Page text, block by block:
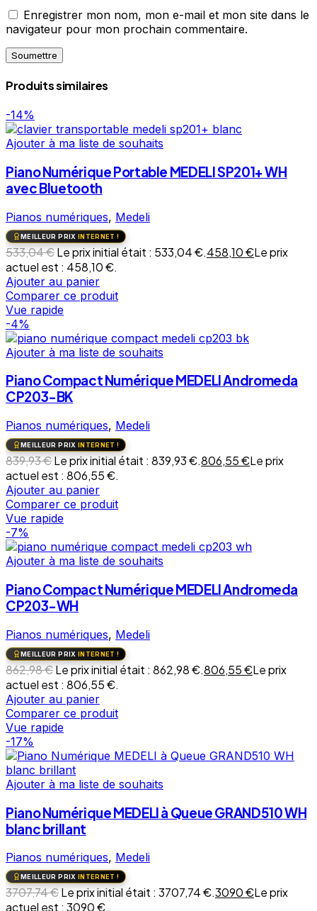
Enregistrer mon nom, mon e-mail et mon site dans le
navigateur pour mon prochain commentaire.
Produits similaires
-14%
Ajouter à ma liste de souhaits
Piano Numérique Portable MEDELI SP201+ WH
avec Bluetooth
Pianos numériques, Medeli
MEILLEUR PRIX INTERNET !
533,04€Le prix initial était : 533,04 €.458,10€Le prix
actuel est : 458,10 €.
Ajouter au panier
Comparer ce produit
Vue rapide
-4%
Ajouter à ma liste de souhaits
Piano Compact Numérique MEDELI Andromeda
CP203-BK
Pianos numériques, Medeli
MEILLEUR PRIX INTERNET !
839,93€Le prix initial était : 839,93 €.806,55€Le prix
actuel est : 806,55 €.
Ajouter au panier
Comparer ce produit
Vue rapide
-7%
Ajouter à ma liste de souhaits
Piano Compact Numérique MEDELI Andromeda
CP203-WH
Pianos numériques, Medeli
MEILLEUR PRIX INTERNET !
862,98€Le prix initial était : 862,98 €.806,55€Le prix
actuel est : 806,55 €.
Ajouter au panier
Comparer ce produit
Vue rapide
-17%
Ajouter à ma liste de souhaits
Piano Numérique MEDELI à Queue GRAND510 WH
blanc brillant
Pianos numériques, Medeli
MEILLEUR PRIX INTERNET !
3707,74€Le prix initial était : 3707,74 €.3090€Le prix
actuel est : 3090 €.